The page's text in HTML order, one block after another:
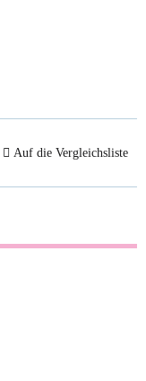
Auf die Vergleichsliste